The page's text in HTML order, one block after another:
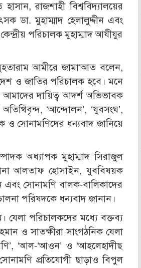
রাজশাহী বিশ্ববিদ্যালয়ের
ডা. মুহাম্মাদ হেলালুদ্দীন এবং
পরিচালক মুহাম্মাদ আযীযুর
আমীরে জামা‘আত বলেন,
ও জাতির পরিচালক হবে। মনে
আমাদের দায়িত্ব আদর্শ অভিভাবক
‘আন্দোলন’, ‘যুবসংঘ’,
ও সোনামণিদের ধন্যবাদ জানিয়ে
অধ্যাপক মুহাম্মাদ সিরাজুল
আলতাফ হোসাইন, যুববিষয়ক
সোনামণি বালক-বালিকাদের
পরিষদকে ধন্যবাদ জানান।
যেলা পরিচালকদের মধ্যে বক্তব্য
ও সাতক্ষীরা সাংগঠনিক যেলা
‘আল-‘আওন’ ও ‘আহলেহাদীছ
প্রতিযোগী ছাড়াও বিপুল